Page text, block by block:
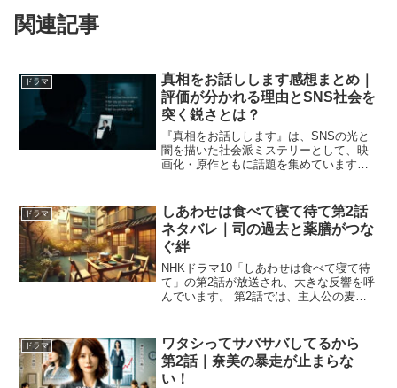
関連記事
ドラマ
真相をお話しします感想まとめ｜
評価が分かれる理由とSNS社会を
突く鋭さとは？
『真相をお話しします』は、SNSの光と
闇を描いた社会派ミステリーとして、映
画化・原作ともに話題を集めています。
ィや構成の好みが分かれる作品でもあり
ます。ここでは、各メデ...
ドラマ
しあわせは食べて寝て待て第2話
ネタバレ｜司の過去と薬膳がつな
ぐ絆
NHKドラマ10「しあわせは食べて寝て待
て」の第2話が放送され、大きな反響を呼
んでいます。 第2話では、主人公の麦巻
深めていく様子が描かれました。 この記
事では、「しあ...
ドラマ
ワタシってサバサバしてるから
第2話｜奈美の暴走が止まらな
い！